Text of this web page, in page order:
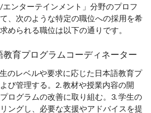
ンターテインメント」分野のプロフ
、次のような特定の職位への採用を希
められる職位は以下の通りです。
育プログラムコーディネーター
生のレベルや要求に応じた日本語教育プ
び管理する。2. 教材や授業内容の開
ログラムの改善に取り組む。3. 学生の
ングし、必要な支援やアドバイスを提